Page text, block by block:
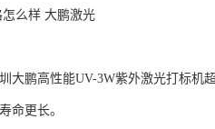
么样 大鹏激光
大鹏高性能UV-3W紫外激光打标机
命更长。